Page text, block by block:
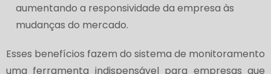
aumentando a responsividade da empresa às
mudanças do mercado.
Esses benefícios fazem do sistema de monitoramento
uma ferramenta indispensável para empresas que